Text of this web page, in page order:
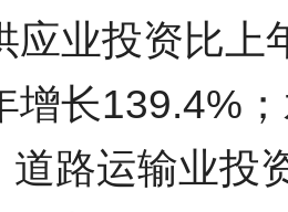
应业投资比上
增长139.4%
道路运输业投